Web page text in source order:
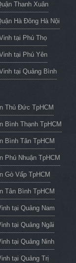
Thanh Xuân
Hà Đông Hà Nội
tại Phú Thọ
tại Phú Yên
tại Quảng Bình
Thủ Đức TpHCM
Bình Thạnh TpHCM
Bình Tân TpHCM
Phú Nhuận TpHCM
Gò Vấp TpHCM
Tân Bình TpHCM
tại Quảng Nam
tại Quảng Ngãi
tại Quảng Ninh
tại Quảng Trị